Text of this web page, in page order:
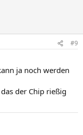
#9
ja noch werden
der Chip rießig